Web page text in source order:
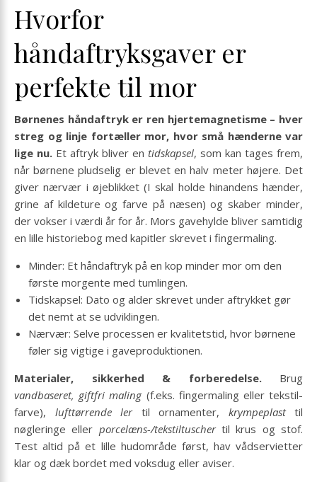
Hvorfor
håndaftryksgaver er
perfekte til mor
Børnenes håndaftryk er ren hjerte­magnetisme – hver
streg og linje fortæller mor, hvor små hænderne var
lige nu. Et aftryk bliver en tidskapsel, som kan tages frem,
når børnene pludselig er blevet en halv meter højere. Det
giver nærvær i øjeblikket (I skal holde hinandens hænder,
grine af kildeture og farve på næsen) og skaber minder,
der vokser i værdi år for år. Mors gavehylde bliver samtidig
en lille historiebog med kapitler skrevet i finger­maling.
Minder: Et håndaftryk på en kop minder mor om den
første morgente med tumlingen.
Tidskapsel: Dato og alder skrevet under aftrykket gør
det nemt at se udviklingen.
Nærvær: Selve processen er kvalitetstid, hvor børnene
føler sig vigtige i gave­produktionen.
Materialer, sikkerhed & forberedelse.Brug
vandbaseret, giftfri maling(f.eks. finger­maling eller tekstil­
farve), lufttørrende lertil ornamenter, krympeplasttil
nøgleringe eller porcelæns-/tekstil­tuschertil krus og stof.
Test altid på et lille hudområde først, hav vådservietter
klar og dæk bordet med voksdug eller aviser.